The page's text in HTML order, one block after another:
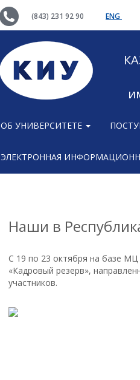
(843) 231 92 90 ENG
ОБ УНИВЕРСИТЕТЕ
ЭЛЕКТРОННАЯ
Наши в
С 19 по 23 октября на базе МЦ
«Кадровый резерв»,
участников.